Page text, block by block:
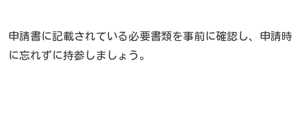
申請書に記載されている必要書類を事前に確認し、申請時
に忘れずに持参しましょう。